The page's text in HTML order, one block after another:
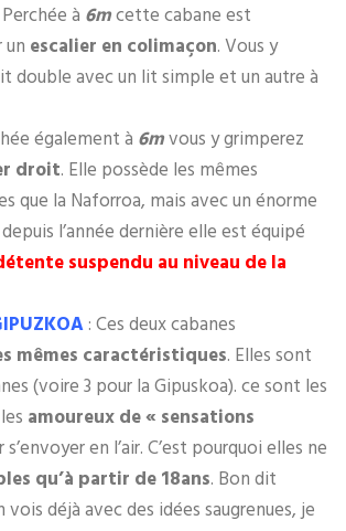
à 6mcette cabane est
escalier en colimaçon. Vous y
double avec un lit simple et un autre à
également à 6mvous y grimperez
droit. Elle possède les mêmes
que la Naforroa, mais avec un énorme
l’année dernière elle est équipé
suspendu au niveau de la
: Ces deux cabanes
mêmes caractéristiques. Elles sont
(voire 3 pour la Gipuskoa). ce sont les
amoureux de « sensations
s’envoyer en l’air. C’est pourquoi elles ne
qu’à partir de 18ans. Bon dit
vois déjà avec des idées saugrenues, je